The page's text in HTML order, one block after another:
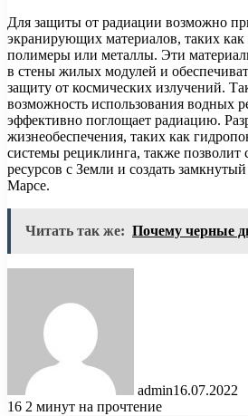
Для защиты от радиации возможно
экранирующих материалов, таких
полимеры или металлы. Эти
в стены жилых модулей и
защиту от космических излучений.
возможность использования водных
эффективно поглощает радиацию.
жизнеобеспечения, таких как
системы рециклинга, также позволит
ресурсов с Земли и создать
Марсе.
Читать так же: Почему черные
admin16.07.2022
16 2 минут на прочтение